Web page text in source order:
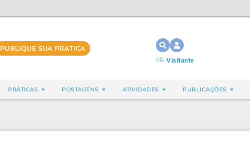
PUBLIQUE SUA PRATICA
Olá,Visitante
PRÁTICAS POSTAGENS ATIVIDADES PUBLICAÇÕES